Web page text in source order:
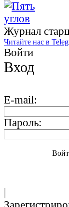
Журнал
Читайте нас в
Войти
Вход
E-mail:
Пароль:
|